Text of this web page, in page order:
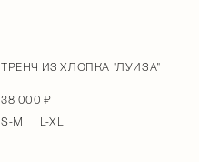
ТРЕНЧ ИЗ ХЛОПКА "ЛУИЗА"
38 000 ₽
S-M
L-XL